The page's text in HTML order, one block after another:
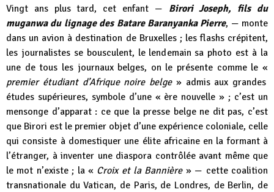
Vingt ans plus tard, cet enfant — Birori Joseph, fils du
muganwa du lignage des Batare Baranyanka Pierre, — monte
dans un avion à destination de Bruxelles ; les flashs crépitent,
les journalistes se bousculent, le lendemain sa photo est à la
une de tous les journaux belges, on le présente comme le «
premier étudiant d’Afrique noire belge» admis aux grandes
études supérieures, symbole d’une « ère nouvelle » ; c’est un
mensonge d’apparat : ce que la presse belge ne dit pas, c’est
que Birori est le premier objet d’une expérience coloniale, celle
qui consiste à domestiquer une élite africaine en la formant à
l’étranger, à inventer une diaspora contrôlée avant même que
le mot n’existe ; la « Croix et la Bannière» — cette coalition
transnationale du Vatican, de Paris, de Londres, de Berlin, de